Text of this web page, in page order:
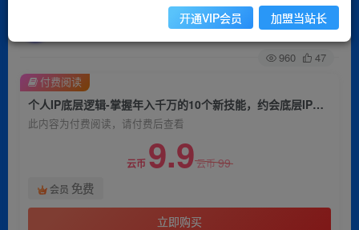
关注 私信
960 47
个人IP底层逻辑-​掌握年入千万的10个新技能，约会底层IP的打造方法！
此内容为付费阅读，请付费后查看
云币 9.9云币99
会员 免费
立即购买
付费阅读
开通VIP会员 加盟当站长